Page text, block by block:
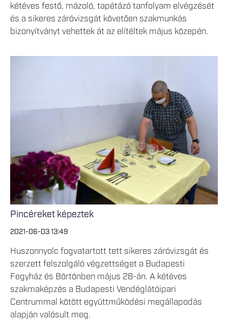
kétéves festő, mázoló, tapétázó tanfolyam elvégzését
és a sikeres záróvizsgát követően szakmunkás
bizonyítványt vehettek át az elítéltek május közepén.
Pincéreket képeztek
2021-06-03 13:49
Huszonnyolc fogvatartott tett sikeres záróvizsgát és
szerzett felszolgáló végzettséget a Budapesti
Fegyház és Börtönben május 28-án. A kétéves
szakmaképzés a Budapesti Vendéglátóipari
Centrummal kötött együttműködési megállapodás
alapján valósult meg.